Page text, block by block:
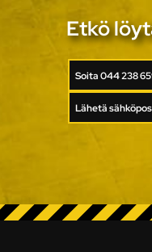
Etkö
Soita 044 238
Lähetä